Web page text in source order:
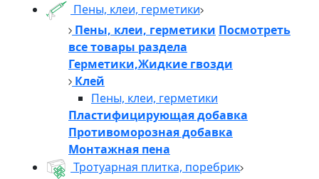
Пены, клеи, герметики
Пены, клеи, герметики Посмотреть
все товары раздела
Герметики,Жидкие гвозди
Клей
Пены, клеи, герметики
Пластифицирующая добавка
Противоморозная добавка
Монтажная пена
Тротуарная плитка, поребрик